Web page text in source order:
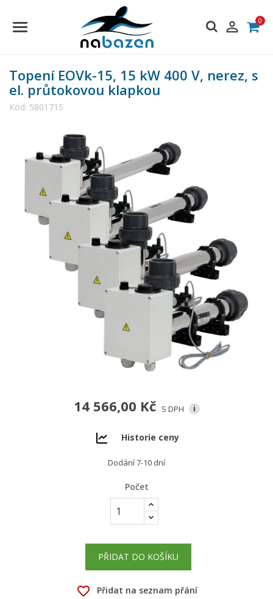
 0
Topení EOVk-15, 15 kW 400 V, nerez, s
el. průtokovou klapkou
Kód: 5801715
14 566,00 Kč S DPH i
Historie ceny
Dodání 7-10 dní
Počet
PŘIDAT DO KOŠÍKU
favorite_border Přidat na seznam přání